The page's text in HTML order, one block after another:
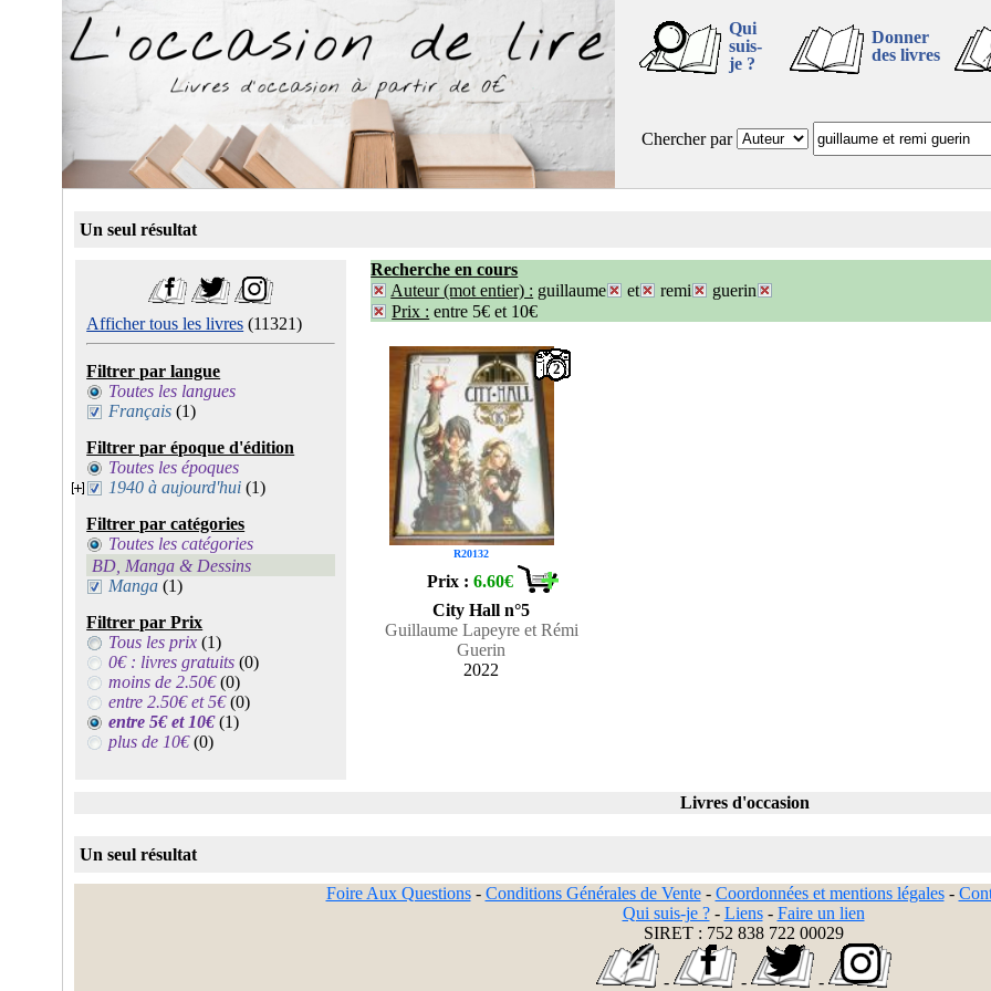
Qui
suis-
je ?
Donner
des livres
Chercher par
Un seul résultat
Afficher tous les livres (11321)
Filtrer par langue
Toutes les langues
Français (1)
Filtrer par époque d'édition
Toutes les époques
1940 à aujourd'hui (1)
Filtrer par catégories
Toutes les catégories
BD, Manga & Dessins
Manga (1)
Filtrer par Prix
Tous les prix (1)
0€ : livres gratuits(0)
moins de 2.50€(0)
entre 2.50€ et 5€(0)
entre 5€ et 10€ (1)
plus de 10€(0)
Recherche en cours
Auteur (mot entier) : guillaume et remi
guerin
Prix : entre 5€ et 10€
R20132
2
Prix :6.60€
City Hall n°5
Guillaume Lapeyre et Rémi
Guerin
2022
Livres d'occasion
Un seul résultat
Foire Aux Questions- Conditions Générales de Vente- Coordonnées et mentions légales-
Qui suis-je ?- Liens- Faire un lien
SIRET : 752 838 722 00029
- - -